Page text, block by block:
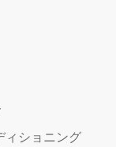
ィショニング